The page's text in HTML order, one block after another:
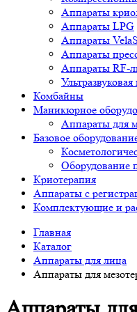
Аппараты
Аппараты LPG
Аппараты
Аппараты
Аппараты RF-
Комбайны
Маникюрное
Аппараты для
Базовое
Оборудование
Криотерапия
Аппараты c
Комплектующие и
Главная
Каталог
Аппараты для лица
Аппараты для